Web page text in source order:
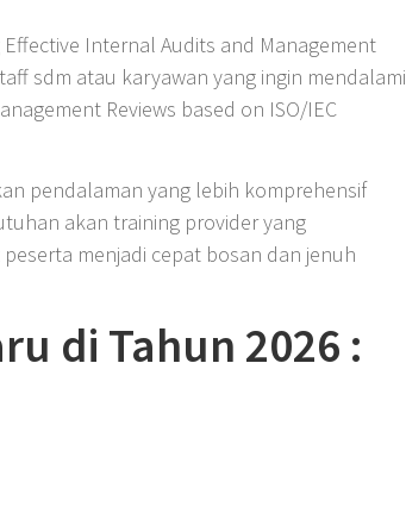
Internal Audits and Management
sdm atau karyawan yang ingin mendalami
Reviews based on ISO/IEC
pendalaman yang lebih komprehensif
akan training provider yang
menjadi cepat bosan dan jenuh
di Tahun 2026 :